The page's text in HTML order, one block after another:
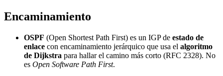
Encaminamiento
OSPF (Open Shortest Path First) es un IGP de estado de
enlace con encaminamiento jerárquico que usa el algoritmo
de Dijkstra para hallar el camino más corto (RFC 2328). No
es Open Software Path First.